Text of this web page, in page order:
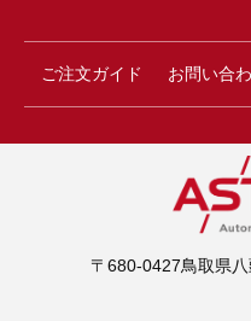
ご注文ガイド お問い合
〒680-0427鳥取県